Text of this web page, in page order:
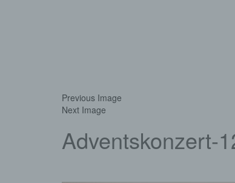
Previous Image
Next Image
Adventskonzert-